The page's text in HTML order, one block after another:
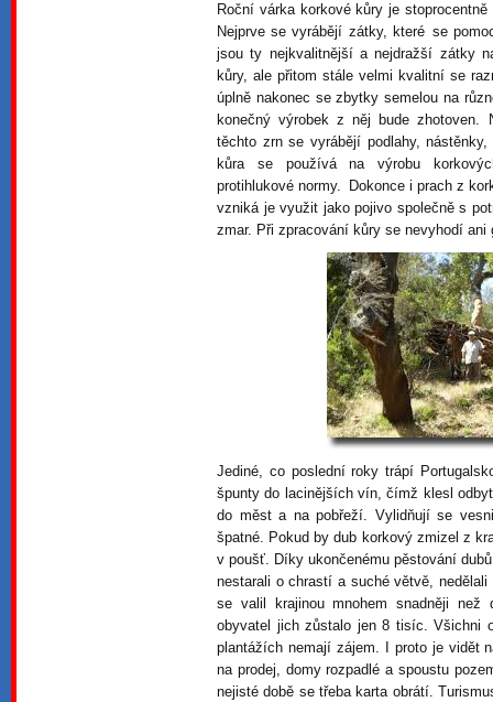
Roční várka korkové kůry je
Nejprve se vyrábějí zátky, které se
jsou ty nejkvalitnější a nejdražší zátky
kůry, ale přitom stále velmi kvalitní se
úplně nakonec se zbytky semelou na
konečný výrobek z něj bude zhotoven.
těchto zrn se vyrábějí podlahy,
kůra se používá na výrobu
protihlukové normy. Dokonce i prach z
vzniká je využit jako pojivo společně s
zmar. Při zpracování kůry se nevyhodí ani
Jediné, co poslední roky trápí
špunty do lacinějších vín, čímž klesl
do měst a na pobřeží. Vylidňují se
špatné. Pokud by dub korkový zmizel z
v poušť. Díky ukončenému pěstování
nestarali o chrastí a suché větvě,
se valil krajinou mnohem snadněji
obyvatel jich zůstalo jen 8 tisíc. Všichni
plantážích nemají zájem. I proto je vidět
na prodej, domy rozpadlé a spoustu
nejisté době se třeba karta obrátí.